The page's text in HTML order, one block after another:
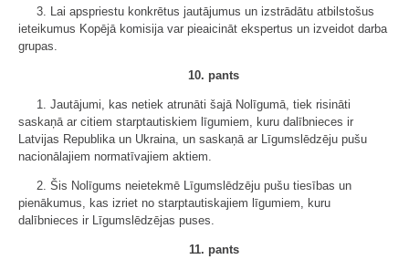
3. Lai apspriestu konkrētus jautājumus un izstrādātu atbilstošus
ieteikumus Kopējā komisija var pieaicināt ekspertus un izveidot darba
grupas.
10. pants
1. Jautājumi, kas netiek atrunāti šajā Nolīgumā, tiek risināti
saskaņā ar citiem starptautiskiem līgumiem, kuru dalībnieces ir
Latvijas Republika un Ukraina, un saskaņā ar Līgumslēdzēju pušu
nacionālajiem normatīvajiem aktiem.
2. Šis Nolīgums neietekmē Līgumslēdzēju pušu tiesības un
pienākumus, kas izriet no starptautiskajiem līgumiem, kuru
dalībnieces ir Līgumslēdzējas puses.
11. pants